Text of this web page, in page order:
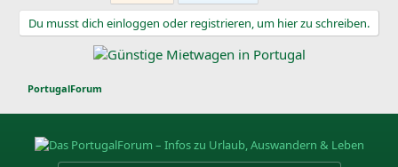
Du musst dich einloggen oder registrieren, um hier zu schreiben.
PortugalForum